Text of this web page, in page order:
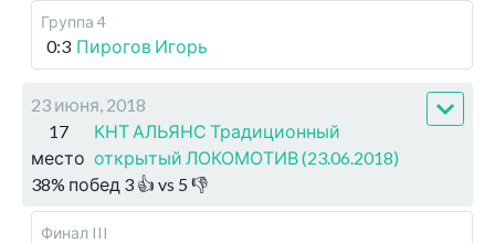
Группа 4
0:3 Пирогов Игорь
23 июня, 2018
17
место
КНТ АЛЬЯНС Традиционный
открытый ЛОКОМОТИВ (23.06.2018)
38% побед 3 👍 vs 5 👎
Финал III